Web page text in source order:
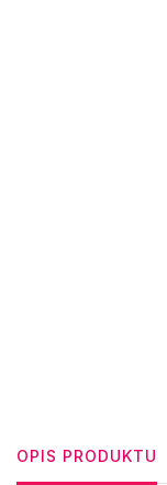
OPIS PRODUKTU